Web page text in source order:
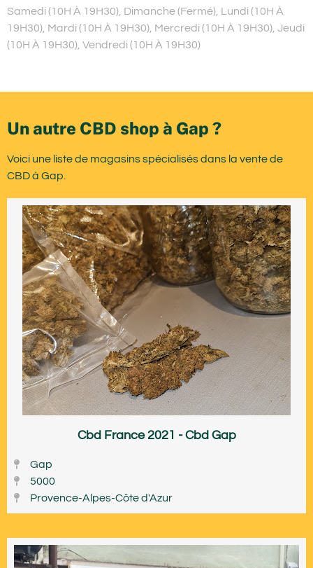
Samedi (10H À 19H30), Dimanche (Fermé), Lundi (10H À
19H30), Mardi (10H À 19H30), Mercredi (10H À 19H30), Jeudi
(10H À 19H30), Vendredi (10H À 19H30)
Un autre CBD shop à Gap ?
Voici une liste de magasins spécialisés dans la vente de
CBD à Gap.
Cbd France 2021 - Cbd Gap
Gap
5000
Provence-Alpes-Côte d'Azur